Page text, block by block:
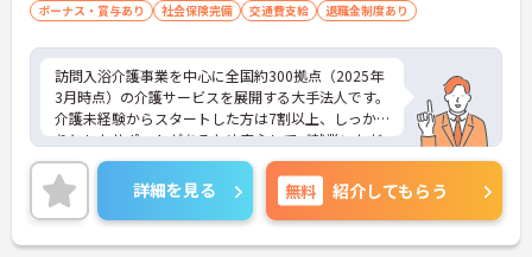
ボーナス・賞与あり
社会保険完備 交通費支給 退職金制度あり
訪問入浴介護事業を中心に全国約300拠点（2025年
3月時点）の介護サービスを展開する大手法人です。
介護未経験からスタートした方は7割以上、しっか
りとしたサポートがあるため安心してご就業いただ
けます。お風呂に入れなくて困っている方に、手を
差し伸べてあげられるとてもやりがいのあるお仕事
です。ご興味ある方には、面接対策ポイントなど、
さらに詳細をお話しいたしますのでお気軽にご相談
ください！
詳細を見る 無料 紹介してもらう